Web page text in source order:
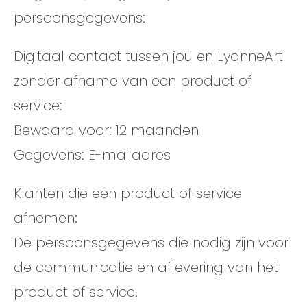
persoonsgegevens:
Digitaal contact tussen jou en LyanneArt
zonder afname van een product of
service:
Bewaard voor: 12 maanden
Gegevens: E-mailadres
Klanten die een product of service
afnemen:
De persoonsgegevens die nodig zijn voor
de communicatie en aflevering van het
product of service.